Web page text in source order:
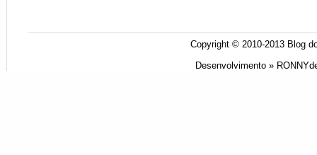
Copyright © 2010-2013 Blog
Desenvolvimento »